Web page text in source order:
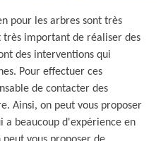
pour les arbres sont très
très important de réaliser des
des interventions qui
Pour effectuer ces
de contacter des
Ainsi, on peut vous proposer
a beaucoup d'expérience en